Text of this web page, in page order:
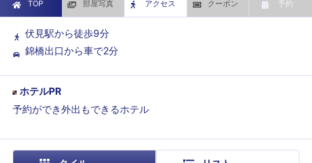
TOP 部屋写真 アクセス クーポン 予約
伏見駅から徒歩9分
錦橋出口から車で2分
ホテルPR
予約ができ外出もできるホテル